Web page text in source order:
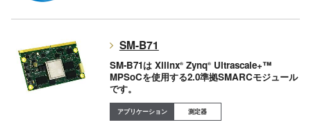
SM-B71
SM-B71は Xilinx®Zynq®Ultrascale+™
MPSoCを使用する2.0準拠SMARCモジュール
です。
測定器